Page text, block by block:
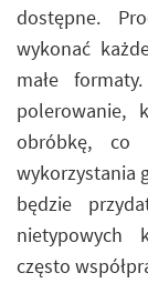
dostępne.
wykonać
małe
polerowanie,
obróbkę, co
wykorzystania
będzie
nietypowych
często